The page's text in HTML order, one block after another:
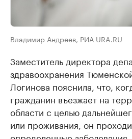
Владимир Андреев, РИА URA.RU
Заместитель директора
здравоохранения
Логинова пояснила, что,
гражданин въезжает на
области с целью
или проживания, он